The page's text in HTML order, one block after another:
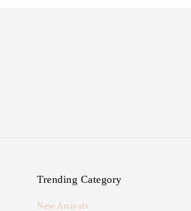
Trending Category
New Arrivals